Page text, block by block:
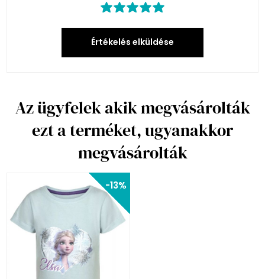
Értékelés elküldése
Az ügyfelek akik megvásárolták
ezt a terméket, ugyanakkor
megvásárolták
-13%